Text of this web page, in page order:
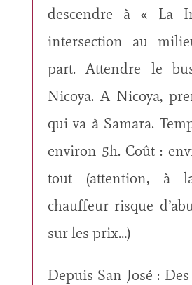
descendre à « La
intersection au
part. Attendre le
Nicoya. A Nicoya,
qui va à Samara.
environ 5h. Coût :
tout (attention, à
chauffeur risque
sur les prix…)
Depuis San José :